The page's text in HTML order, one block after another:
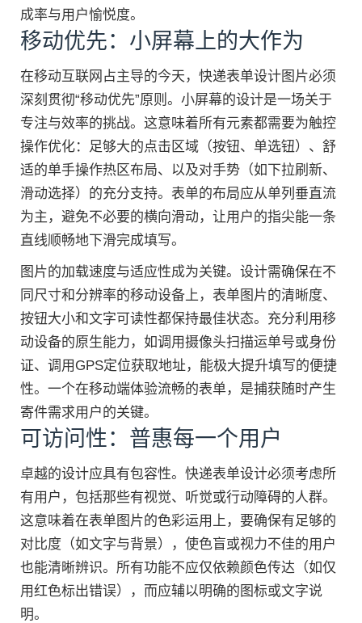
成率与用户愉悦度。
移动优先：小屏幕上的大作为
在移动互联网占主导的今天，快递表单设计图片必须
深刻贯彻“移动优先”原则。小屏幕的设计是一场关于
专注与效率的挑战。这意味着所有元素都需要为触控
操作优化：足够大的点击区域（按钮、单选钮）、舒
适的单手操作热区布局、以及对手势（如下拉刷新、
滑动选择）的充分支持。表单的布局应从单列垂直流
为主，避免不必要的横向滑动，让用户的指尖能一条
直线顺畅地下滑完成填写。
图片的加载速度与适应性成为关键。设计需确保在不
同尺寸和分辨率的移动设备上，表单图片的清晰度、
按钮大小和文字可读性都保持最佳状态。充分利用移
动设备的原生能力，如调用摄像头扫描运单号或身份
证、调用GPS定位获取地址，能极大提升填写的便捷
性。一个在移动端体验流畅的表单，是捕获随时产生
寄件需求用户的关键。
可访问性：普惠每一个用户
卓越的设计应具有包容性。快递表单设计必须考虑所
有用户，包括那些有视觉、听觉或行动障碍的人群。
这意味着在表单图片的色彩运用上，要确保有足够的
对比度（如文字与背景），使色盲或视力不佳的用户
也能清晰辨识。所有功能不应仅依赖颜色传达（如仅
用红色标出错误），而应辅以明确的图标或文字说
明。